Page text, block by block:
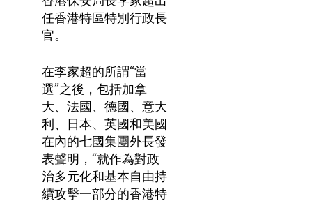
任香港特區特別行政長
官。
在李家超的所謂“當
選”之後，包括加拿
大、法國、德國、意大
利、日本、英國和美國
在內的七國集團外長發
表聲明，“就作為對政
治多元化和基本自由持
續攻擊一部分的香港特